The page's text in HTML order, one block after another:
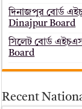
দিনাজপুর বোর্ড
Dinajpur Board
সিলেট বোর্ড
Board
Recent